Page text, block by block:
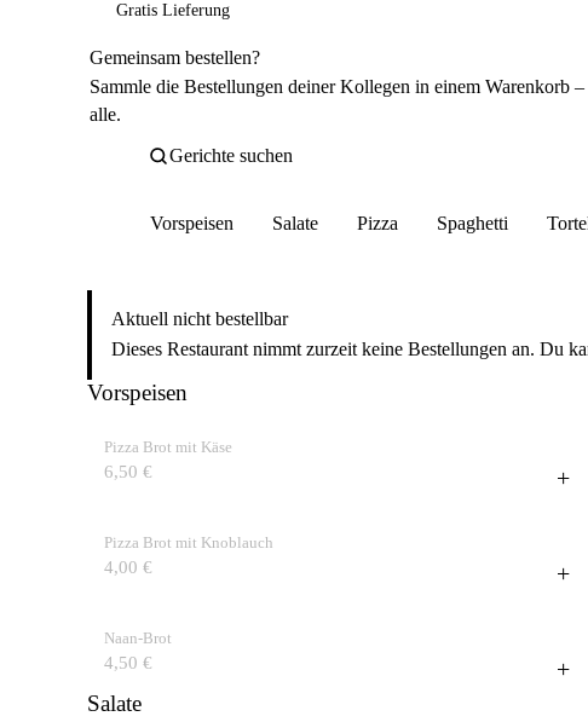
Gratis Lieferung
Gemeinsam bestellen?
Sammle die Bestellungen deiner Kollegen in einem Warenkorb
alle.
Vorspeisen Salate Pizza Spaghetti
Aktuell nicht bestellbar
Dieses Restaurant nimmt zurzeit keine Bestellungen an. Du
Vorspeisen
Pizza Brot mit Käse
6,50 € +
Pizza Brot mit Knoblauch
4,00 € +
Naan-Brot
4,50 € +
Salate